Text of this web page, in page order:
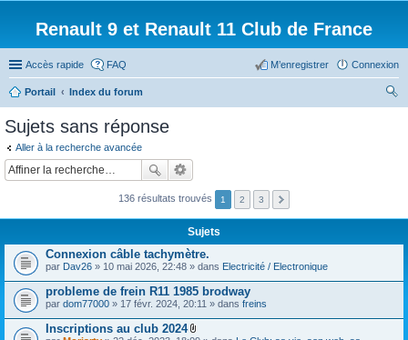
Renault 9 et Renault 11 Club de France
Accès rapide FAQ Connexion
M’enregistrer
Portail
Index du forum
Sujets sans réponse
Aller à la recherche avancée
136 résultats trouvés 1 2 3
Sujets
Connexion câble tachymètre.
par Dav26 » 10 mai 2026, 22:48 » dans Electricité / Electronique
probleme de frein R11 1985 brodway
par dom77000 » 17 févr. 2024, 20:11 » dans freins
Inscriptions au club 2024
F